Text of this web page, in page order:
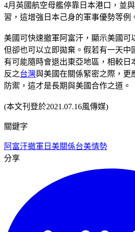
4月英國航空母艦停靠日本港口，並
習，這增強日本己身的軍事優勢等例
美國可快速撤軍阿富汗，顯示美國可
但卻也可以立即拋棄。假若有一天中
有可能隨時會退出東亞地區，相較日
反之台灣與美國在關係緊密之際，更
防禦，這才是長期與美國合作之道。
(本文刊登於2021.07.16風傳媒)
關鍵字
阿富汗撤軍 日美關係台美情勢
分享